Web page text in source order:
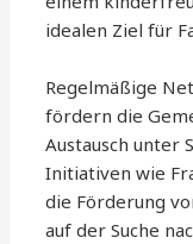
idealen Ziel für
Regelmäßige
fördern die
Austausch unter
Initiativen wie
die Förderung
auf der Suche